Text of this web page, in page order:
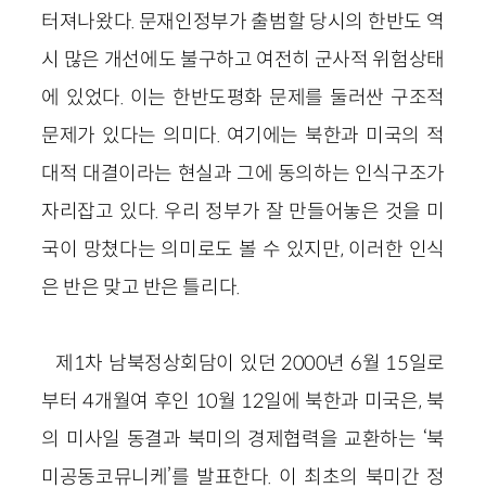
터져나왔다. 문재인정부가 출범할 당시의 한반도 역
시 많은 개선에도 불구하고 여전히 군사적 위험상태
에 있었다. 이는 한반도평화 문제를 둘러싼 구조적
문제가 있다는 의미다. 여기에는 북한과 미국의 적
대적 대결이라는 현실과 그에 동의하는 인식구조가
자리잡고 있다. 우리 정부가 잘 만들어놓은 것을 미
국이 망쳤다는 의미로도 볼 수 있지만, 이러한 인식
은 반은 맞고 반은 틀리다.
제1차 남북정상회담이 있던 2000년 6월 15일로
부터 4개월여 후인 10월 12일에 북한과 미국은, 북
의 미사일 동결과 북미의 경제협력을 교환하는 ‘북
미공동코뮤니케’를 발표한다. 이 최초의 북미간 정